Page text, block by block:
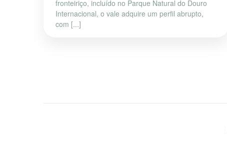
fronteiriço, incluído no Parque Natural do Douro
Internacional, o vale adquire um perfil abrupto,
com [...]